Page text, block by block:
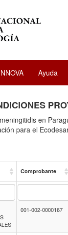
Ayuda
en
para el
Comprobante
001-002-0000167